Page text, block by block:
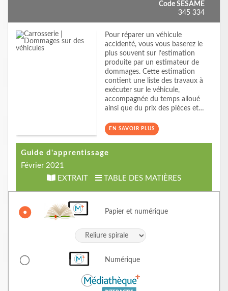
Code SESAME
345 334
Pour réparer un véhicule
accidenté, vous vous baserez le
plus souvent sur l’estimation
produite par un estimateur de
dommages. Cette estimation
contient une liste des travaux à
exécuter sur le véhicule,
accompagnée du temps alloué
ainsi que du prix des pièces et…
EN SAVOIR PLUS
Guide d'apprentissage
Février 2021
EXTRAIT
TABLE DES MATIÈRES
Papier et numérique
Numérique